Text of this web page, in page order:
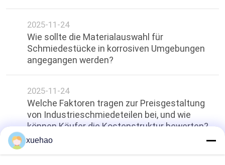
2025-11-24
Wie sollte die Materialauswahl für
Schmiedestücke in korrosiven Umgebungen
angegangen werden?​​
2025-11-24
Welche Faktoren tragen zur Preisgestaltung
von Industrieschmiedeteilen bei, und wie
können Käufer die Kostenstruktur bewerten?​​
xuehao